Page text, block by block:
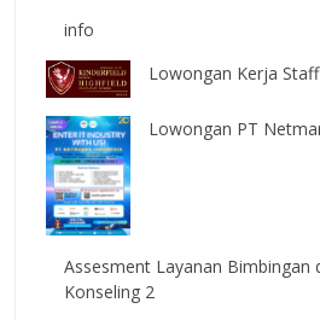
info
Lowongan Kerja
Lowongan PT
Assesment Layanan Bimbingan
Konseling 2